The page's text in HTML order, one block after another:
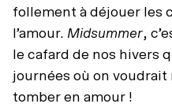
follement à déjouer les
l’amour. Midsummer,
le cafard de nos hivers
journées où on
tomber en amour !